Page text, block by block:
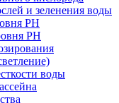
и зеленения воды
РН
РН
воды